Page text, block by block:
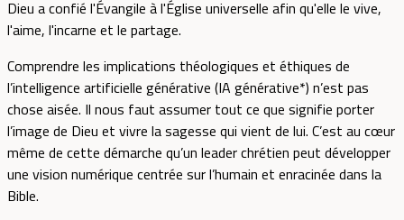
Dieu a confié l'Évangile à l'Église universelle afin qu'elle le vive,
l'aime, l'incarne et le partage.
Comprendre les implications théologiques et éthiques de
l’intelligence artificielle générative (IA générative*) n’est pas
chose aisée. Il nous faut assumer tout ce que signifie porter
l’image de Dieu et vivre la sagesse qui vient de lui. C’est au cœur
même de cette démarche qu’un leader chrétien peut développer
une vision numérique centrée sur l’humain et enracinée dans la
Bible.